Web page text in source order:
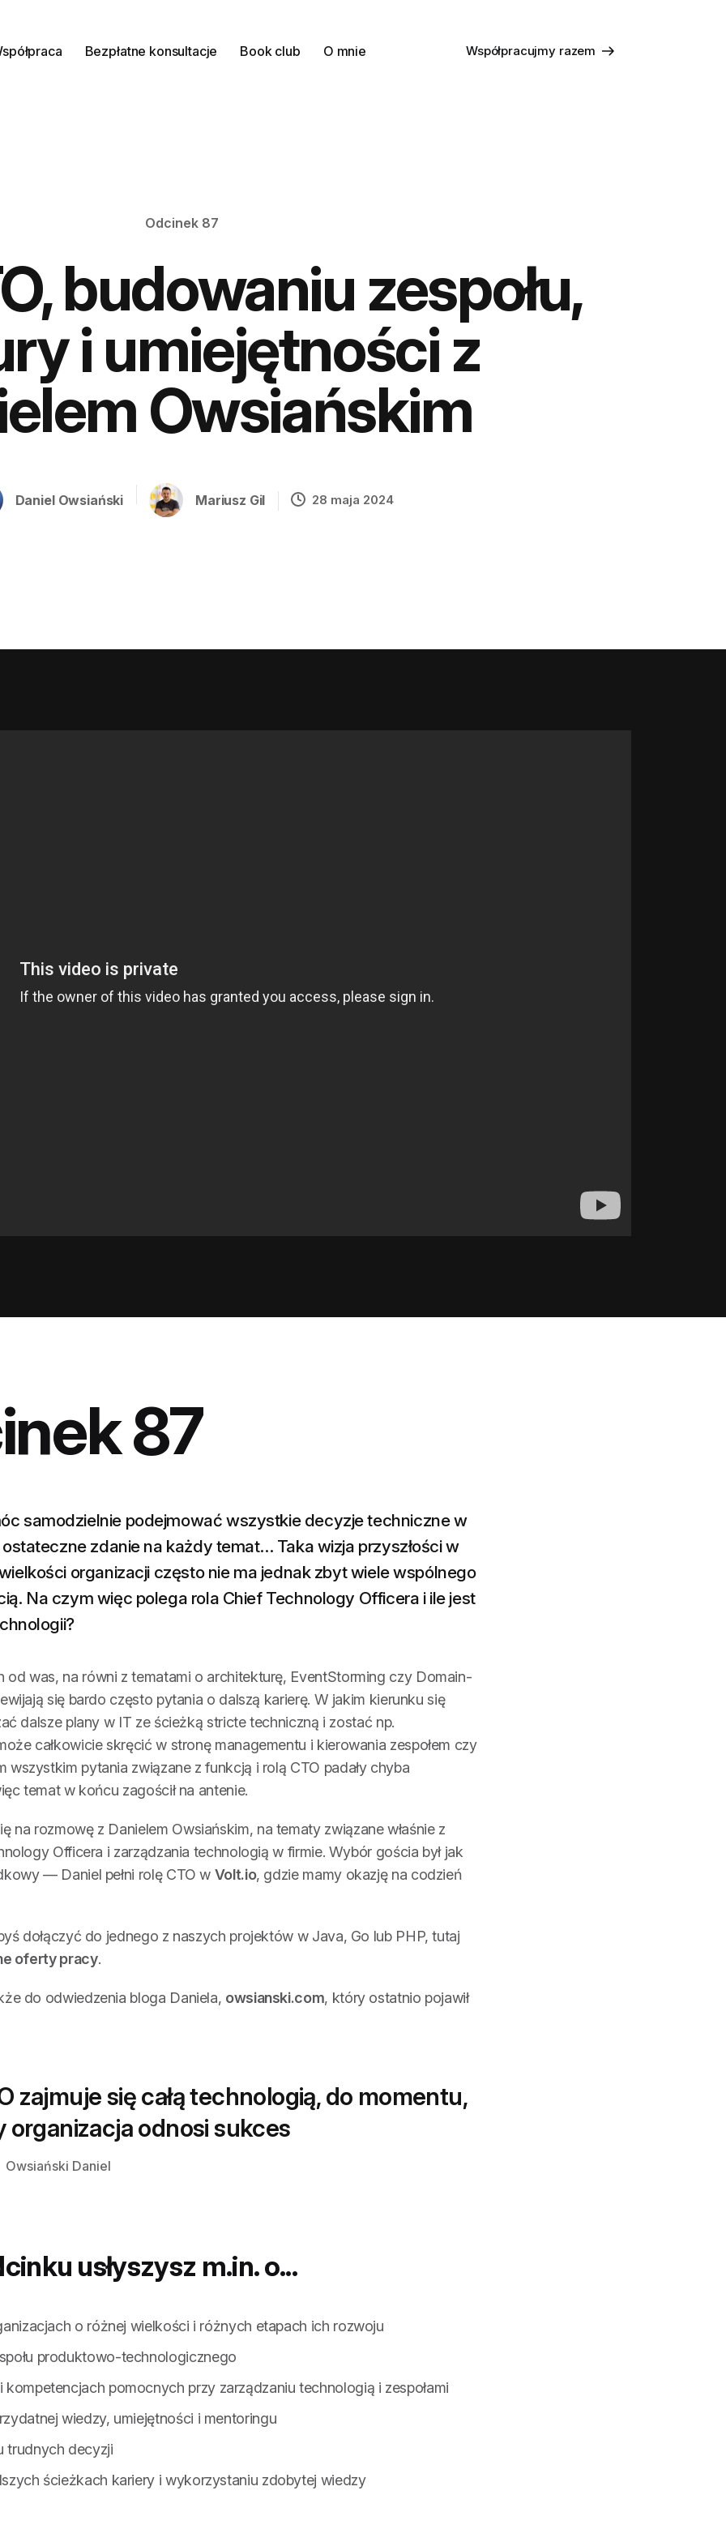
Bezpłatne konsultacje Book club O mnie Współpracujmy razem
Odcinek 87
budowaniu zespołu,
i umiejętności z
Owsiańskim
Daniel Owsiański Mariusz Gil 28 maja 2024
87
samodzielnie podejmować wszystkie decyzje techniczne w
zdanie na każdy temat… Taka wizja przyszłości w
organizacji często nie ma jednak zbyt wiele wspólnego
Na czym więc polega rola Chief Technology Officera i ile jest
od was, na równi z tematami o architekturę, EventStorming czy Domain-
się bardo często pytania o dalszą karierę. W jakim kierunku się
dalsze plany w IT ze ścieżką stricte techniczną i zostać np.
całkowicie skręcić w stronę managementu i kierowania zespołem czy
wszystkim pytania związane z funkcją i rolą CTO padały chyba
temat w końcu zagościł na antenie.
na rozmowę z Danielem Owsiańskim, na tematy związane właśnie z
Officera i zarządzania technologią w firmie. Wybór gościa był jak
— Daniel pełni rolę CTO w Volt.io, gdzie mamy okazję na codzień
dołączyć do jednego z naszych projektów w Java, Go lub PHP, tutaj
oferty pracy.
do odwiedzenia bloga Daniela, owsianski.com, który ostatnio pojawił
zajmuje się całą technologią, do momentu,
organizacja odnosi sukces
Owsiański Daniel
usłyszysz m.in. o...
o różnej wielkości i różnych etapach ich rozwoju
produktowo-technologicznego
pomocnych przy zarządzaniu technologią i zespołami
wiedzy, umiejętności i mentoringu
trudnych decyzji
ścieżkach kariery i wykorzystaniu zdobytej wiedzy